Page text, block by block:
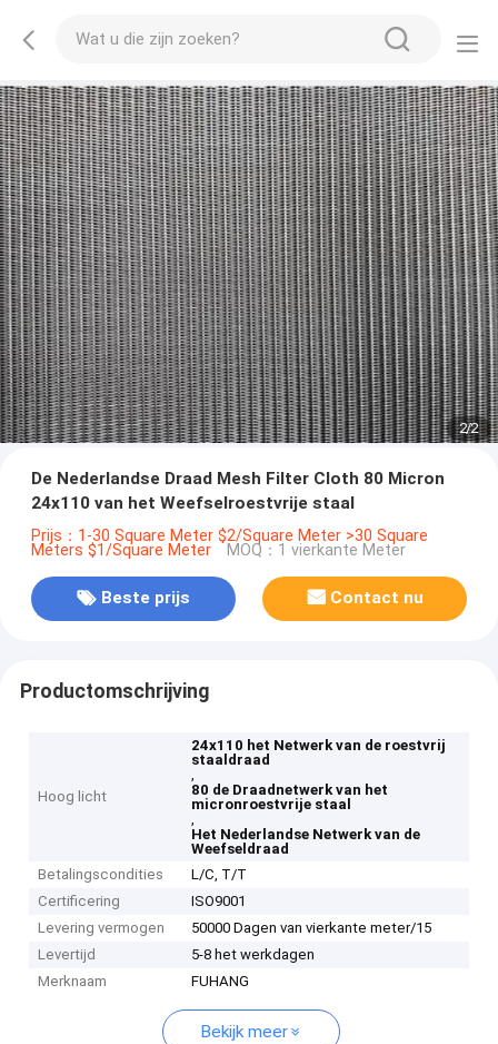
2/2
De Nederlandse Draad Mesh Filter Cloth 80 Micron
24x110 van het Weefselroestvrije staal
Prijs：1-30 Square Meter $2/Square Meter >30 Square
Meters $1/Square Meter MOQ：1 vierkante Meter
Beste prijs Contact nu
Productomschrijving
Hoog licht
24x110 het Netwerk van de roestvrij
staaldraad
,
80 de Draadnetwerk van het
micronroestvrije staal
,
Het Nederlandse Netwerk van de
Weefseldraad
Betalingscondities
L/C, T/T
Certificering
ISO9001
Levering vermogen
50000 Dagen van vierkante meter/15
Levertijd
5-8 het werkdagen
Merknaam
FUHANG
Bekijk meer